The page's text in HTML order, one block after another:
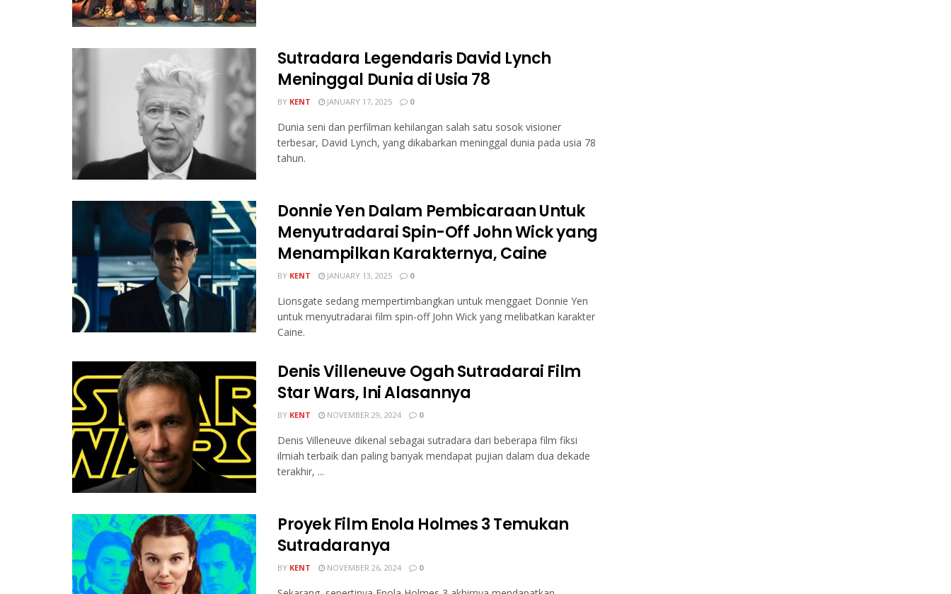
Sutradara Legendaris David Lynch
Meninggal Dunia di Usia 78
BY KENT JANUARY 17, 2025 0
Dunia seni dan perfilman kehilangan salah satu sosok visioner
terbesar, David Lynch, yang dikabarkan meninggal dunia pada usia 78
tahun.
Donnie Yen Dalam Pembicaraan Untuk
Menyutradarai Spin-Off John Wick yang
Menampilkan Karakternya, Caine
BY KENT JANUARY 13, 2025 0
Lionsgate sedang mempertimbangkan untuk menggaet Donnie Yen
untuk menyutradarai film spin-off John Wick yang melibatkan karakter
Caine.
Denis Villeneuve Ogah Sutradarai Film
Star Wars, Ini Alasannya
BY KENT NOVEMBER 29, 2024 0
Denis Villeneuve dikenal sebagai sutradara dari beberapa film fiksi
ilmiah terbaik dan paling banyak mendapat pujian dalam dua dekade
terakhir, ...
Proyek Film Enola Holmes 3 Temukan
Sutradaranya
BY KENT NOVEMBER 26, 2024 0